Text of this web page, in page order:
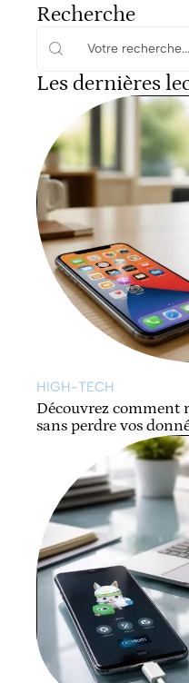
Recherche
Les dernières
HIGH-TECH
Découvrez
sans perdre vos